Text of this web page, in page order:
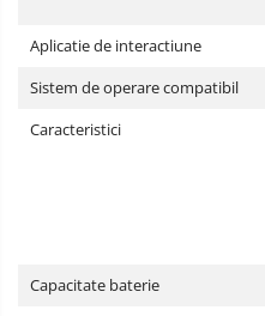
Aplicatie de interactiune
Sistem de operare compatibil
Caracteristici
Capacitate baterie